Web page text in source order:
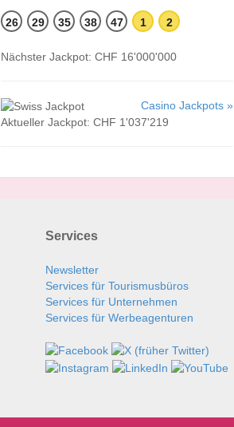
26 29 35 38 47 1 2
Nächster Jackpot: CHF 16'000'000
Casino Jackpots »
Aktueller Jackpot: CHF 1'037'219
Services
Newsletter
Services für Tourismusbüros
Services für Unternehmen
Services für Werbeagenturen